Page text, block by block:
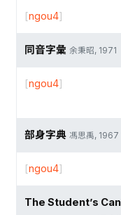
[ngou4]
同音字彙 余秉昭, 1971
[ngou4]
部身字典 馮思禹, 1967
[ngou4]
The Student’s